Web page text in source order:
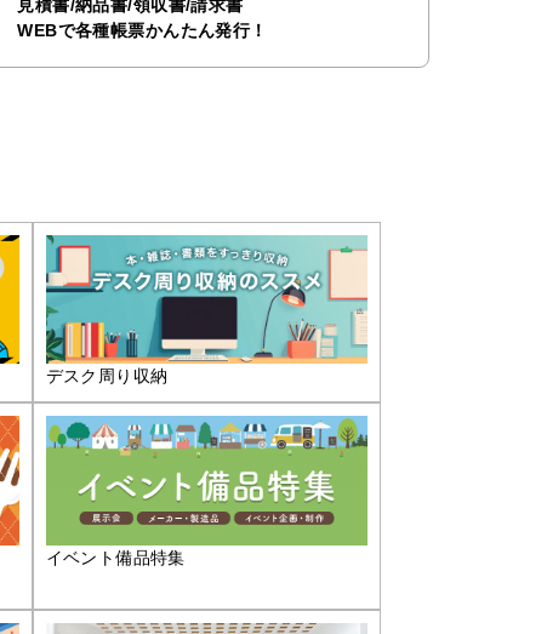
見積書/納品書/領収書/請求書
WEBで各種帳票かんたん発行！
デスク周り収納
イベント備品特集